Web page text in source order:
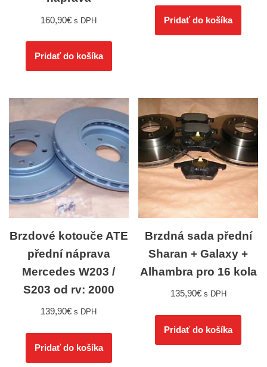
160,90€ s DPH
Pridať do košíka
Pridať do košíka
Brzdové kotouče ATE
přední náprava
Mercedes W203 /
S203 od rv: 2000
139,90€ s DPH
Pridať do košíka
Brzdná sada přední
Sharan + Galaxy +
Alhambra pro 16 kola
135,90€ s DPH
Pridať do košíka